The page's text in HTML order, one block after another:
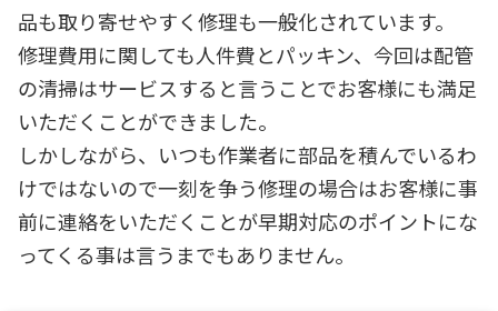
品も取り寄せやすく修理も一般化されています。
修理費用に関しても人件費とパッキン、今回は配管
の清掃はサービスすると言うことでお客様にも満足
いただくことができました。
しかしながら、いつも作業者に部品を積んでいるわ
けではないので一刻を争う修理の場合はお客様に事
前に連絡をいただくことが早期対応のポイントにな
ってくる事は言うまでもありません。